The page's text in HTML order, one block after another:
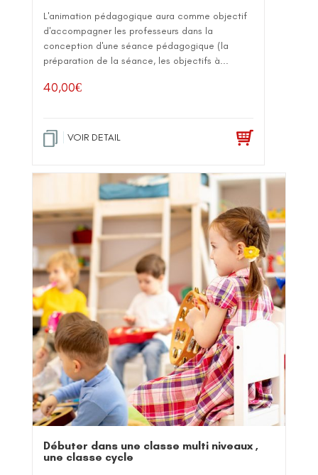
L'animation pédagogique aura comme objectif
d'accompagner les professeurs dans la
conception d'une séance pédagogique (la
préparation de la séance, les objectifs à...
40,00€
VOIR DETAIL
Débuter dans une classe multi niveaux ,
une classe cycle